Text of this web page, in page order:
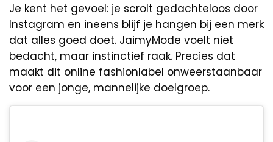
Je kent het gevoel: je scrolt gedachteloos door
Instagram en ineens blijf je hangen bij een merk
dat alles goed doet. JaimyMode voelt niet
bedacht, maar instinctief raak. Precies dat
maakt dit online fashionlabel onweerstaanbaar
voor een jonge, mannelijke doelgroep.